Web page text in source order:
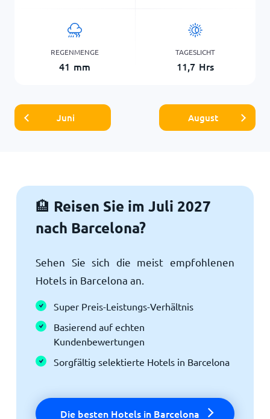
REGENMENGE
41 mm
TAGESLICHT
11,7 Hrs
Juni August
🏨 Reisen Sie im Juli 2027
nach Barcelona?
Sehen Sie sich die meist empfohlenen
Hotels in Barcelona an.
Super Preis-Leistungs-Verhältnis
Basierend auf echten
Kundenbewertungen
Sorgfältig selektierte Hotels in Barcelona
Die besten Hotels in Barcelona